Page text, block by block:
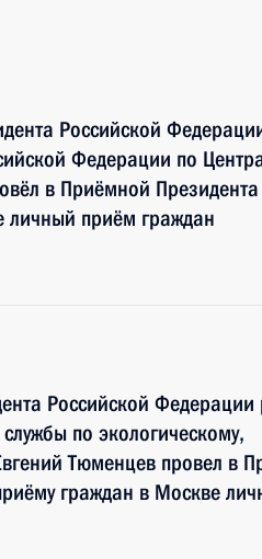
Российской
Федерации по
в Приёмной
личный приём граждан
Российской Федерации
по экологическому,
Тюменцев провел в
граждан в Москве